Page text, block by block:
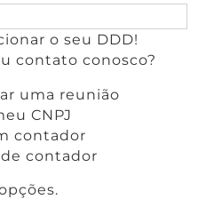
o seu DDD!
contato conosco?
uma reunião
CNPJ
contador
contador